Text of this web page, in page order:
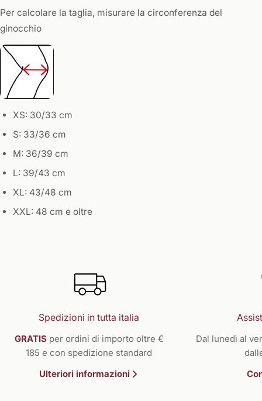
Per calcolare la taglia, misurare la circonferenza del
ginocchio
XS: 30/33 cm
S: 33/36 cm
M: 36/39 cm
L: 39/43 cm
XL: 43/48 cm
XXL: 48 cm e oltre
Spedizioni in tutta italia
GRATIS per ordini di importo oltre €
185 e con spedizione standard
Ulteriori informazioni
Dal lunedì al